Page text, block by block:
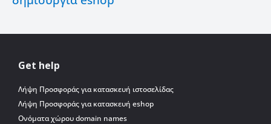
Get help
Λήψη Προσφοράς για κατασκευή ιστοσελίδας
Λήψη Προσφοράς για κατασκευή eshop
Ονόματα χώρου domain names